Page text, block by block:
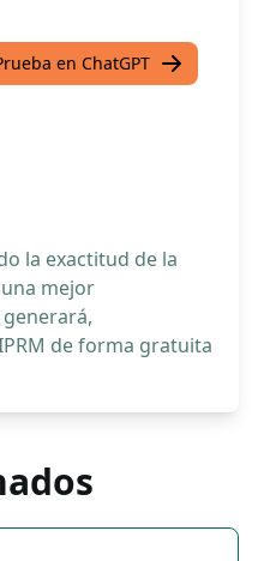
en ChatGPT
la exactitud de la
mejor
de forma gratuita